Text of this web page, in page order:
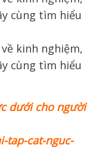
dưới cho người
tap-cat-nguc-